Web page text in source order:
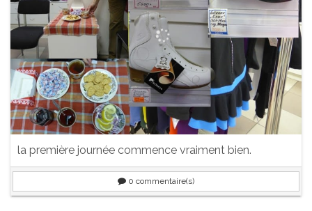
la première journée commence vraiment bien.
0 commentaire(s)